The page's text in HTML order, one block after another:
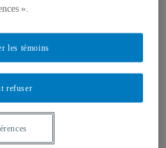
hors Québec
bourses
».
refuser
les témoins